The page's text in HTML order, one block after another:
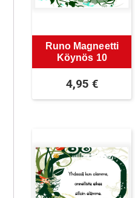
Runo Magneetti
Köynös 10
4,95 €